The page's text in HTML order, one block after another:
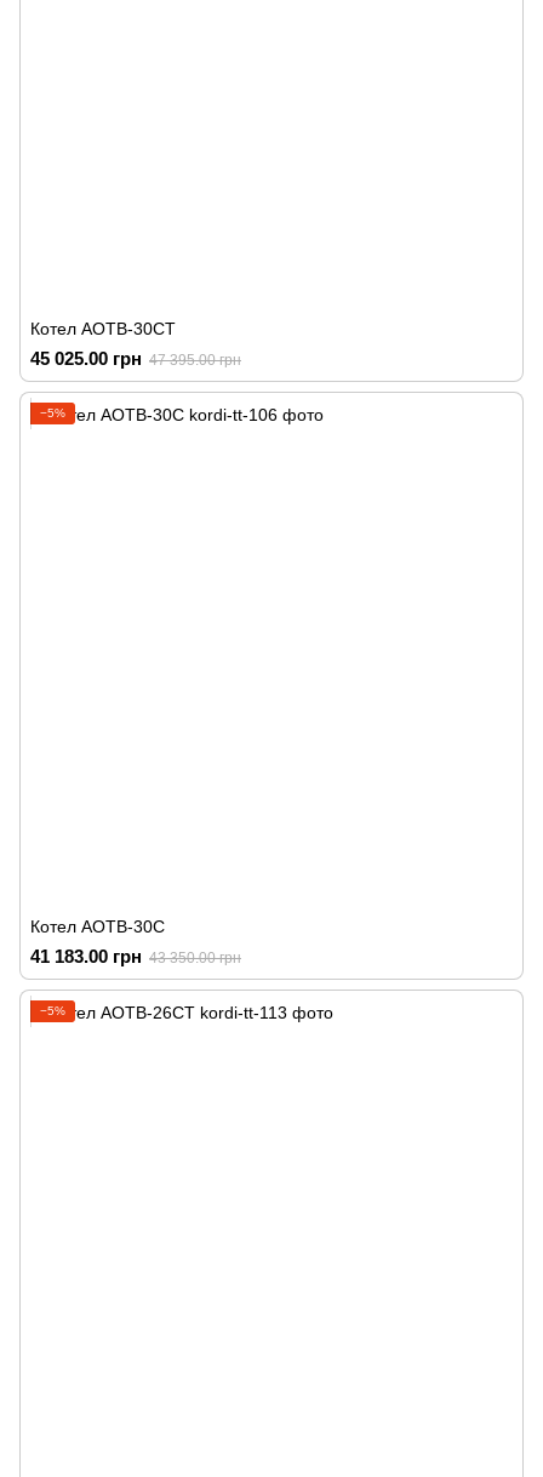
Котел АОТВ-30СТ
45 025.00 грн 47 395.00 грн
−5%
Котел АОТВ-30С
41 183.00 грн 43 350.00 грн
−5%